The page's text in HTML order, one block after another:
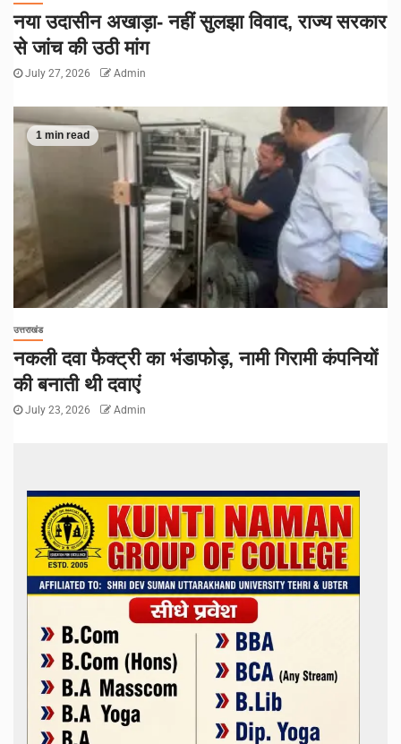
नया उदासीन अखाड़ा- नहीं सुलझा विवाद, राज्य सरकार
से जांच की उठी मांग
July 27, 2026 Admin
1 min read
उत्तराखंड
नकली दवा फैक्ट्री का भंडाफोड़, नामी गिरामी कंपनियों
की बनाती थी दवाएं
July 23, 2026 Admin